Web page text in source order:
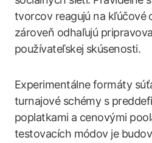
tvorcov reagujú na kľúčové
zároveň odhaľujú
používateľskej skúsenosti.
Experimentálne formáty
turnajové schémy s
poplatkami a cenovými
testovacích módov je